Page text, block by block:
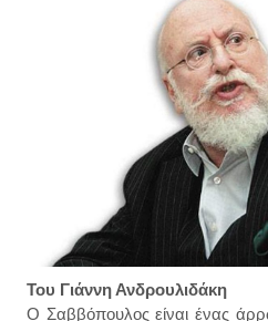
Του Γιάννη Ανδρουλιδάκη
Ο Σαββόπουλος είναι ένας